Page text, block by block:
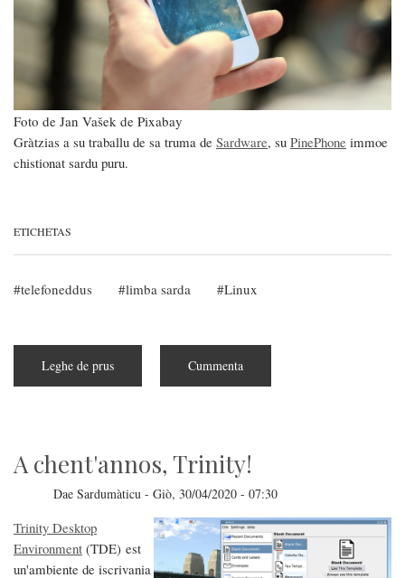
Foto de Jan Vašek de Pixabay
Gràtzias a su traballu de sa truma de Sardware, su PinePhone immoe
chistionat sardu puru.
ETICHETAS
telefoneddus limba sarda Linux
Leghe de prus
su
Cummenta
A chent'annos, Trinity!
Dae Sardumàticu - Giò, 30/04/2020 - 07:30
Trinity Desktop
Environment (TDE) est
un'ambiente de iscrivania